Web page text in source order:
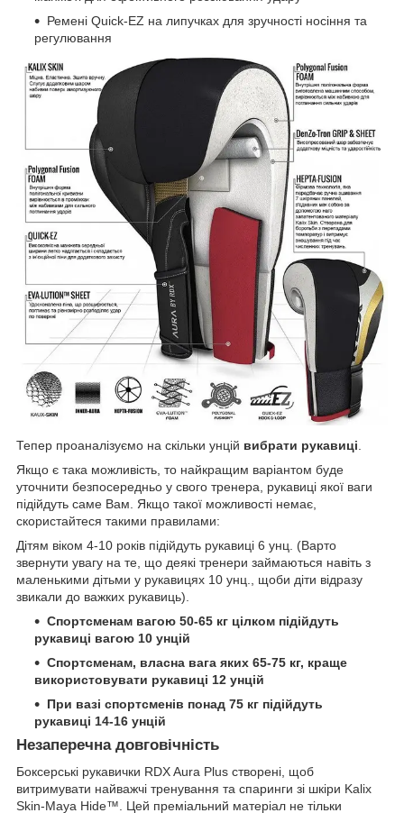
Ремені Quick-EZ на липучках для зручності носіння та
регулювання
Тепер проаналізуємо на скільки унцій вибрати рукавиці
Якщо є така можливість, то найкращим варіантом буде
уточнити безпосередньо у свого тренера, рукавиці якої ваги
підійдуть саме Вам. Якщо такої можливості немає,
скористайтеся такими правилами:
Дітям віком 4-10 років підійдуть рукавиці 6 унц. (Варто
звернути увагу на те, що деякі тренери займаються навіть з
маленькими дітьми у рукавицях 10 унц., щоби діти відразу
звикали до важких рукавиць).
Спортсменам вагою 50-65 кг цілком підійдуть
рукавиці вагою 10 унцій
Спортсменам, власна вага яких 65-75 кг, краще
використовувати рукавиці 12 унцій
При вазі спортсменів понад 75 кг підійдуть
рукавиці 14-16 унцій
Незаперечна довговічність
Боксерські рукавички RDX Aura Plus створені, щоб
витримувати найважчі тренування та спаринги зі шкіри Kalix
Skin-Maya Hide™. Цей преміальний матеріал не тільки